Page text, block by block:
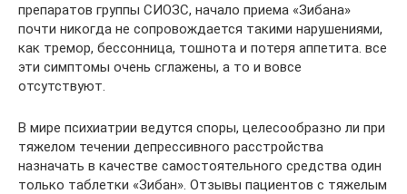
препаратов группы СИОЗС, начало приема «Зибана»
почти никогда не сопровождается такими нарушениями,
как тремор, бессонница, тошнота и потеря аппетита. все
эти симптомы очень сглажены, а то и вовсе
отсутствуют.
В мире психиатрии ведутся споры, целесообразно ли при
тяжелом течении депрессивного расстройства
назначать в качестве самостоятельного средства один
только таблетки «Зибан». Отзывы пациентов с тяжелым